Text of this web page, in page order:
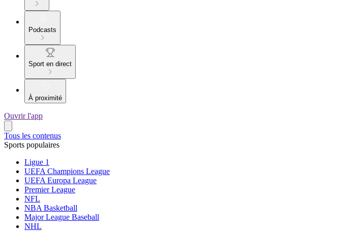
Podcasts
Sport en direct
À proximité
Ouvrir l'app
Tous les contenus
Sports populaires
Ligue 1
UEFA Champions League
UEFA Europa League
Premier League
NFL
NBA Basketball
Major League Baseball
NHL